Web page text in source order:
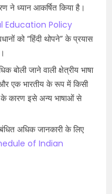
ने ध्यान आकर्षित किया है।
Education Policy
को “हिंदी थोपने” के प्रयास
बोली जाने वाली क्षेत्रीय भाषा
एक भारतीय के रूप में किसी
के कारण इसे अन्य भाषाओं से
अधिक जानकारी के लिए
of Indian